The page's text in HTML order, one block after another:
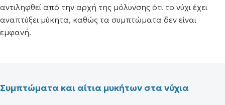
αντιληφθεί από την αρχή της μόλυνσης ότι το νύχι έχει
αναπτύξει μύκητα, καθώς τα συμπτώματα δεν είναι
εμφανή.
Συμπτώματα και αίτια μυκήτων στα νύχια